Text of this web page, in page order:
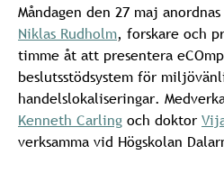
Måndagen den 27 maj
Niklas Rudholm, forskare och
timme åt att presentera
beslutsstödsystem för
handelslokaliseringar.
Kenneth Carling och doktor
verksamma vid Högskolan